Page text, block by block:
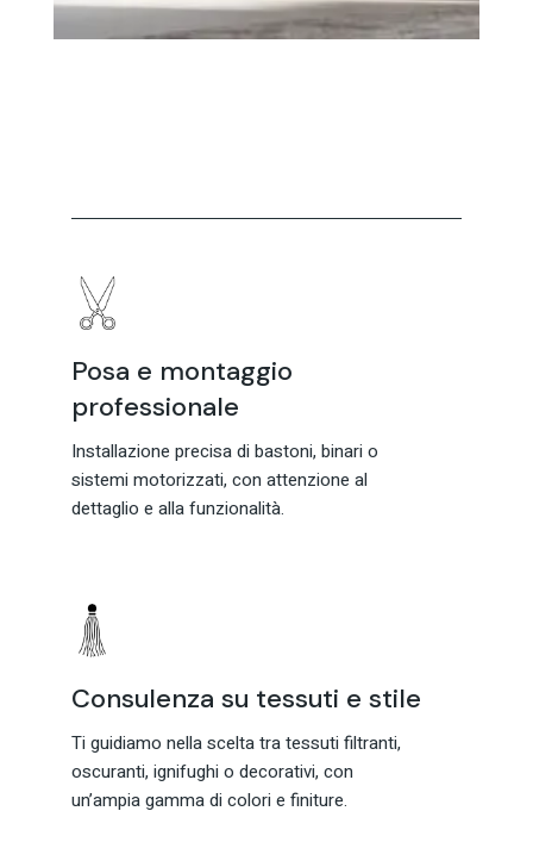
Posa e montaggio
professionale
Installazione precisa di bastoni, binari o
sistemi motorizzati, con attenzione al
dettaglio e alla funzionalità.
Consulenza su tessuti e stile
Ti guidiamo nella scelta tra tessuti filtranti,
oscuranti, ignifughi o decorativi, con
un’ampia gamma di colori e finiture.